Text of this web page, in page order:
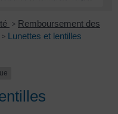
> Remboursement des
> Lunettes et lentilles